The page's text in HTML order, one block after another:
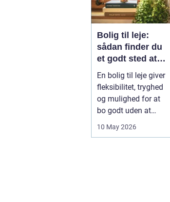
Bolig til leje:
sådan finder du
et godt sted at
bo
En bolig til leje giver
fleksibilitet, tryghed
og mulighed for at
bo godt uden at
10 May 2026